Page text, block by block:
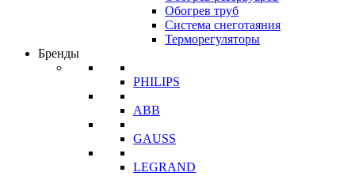
Обогрев труб
Система снеготаяния
Терморегуляторы
Бренды
PHILIPS
ABB
GAUSS
LEGRAND